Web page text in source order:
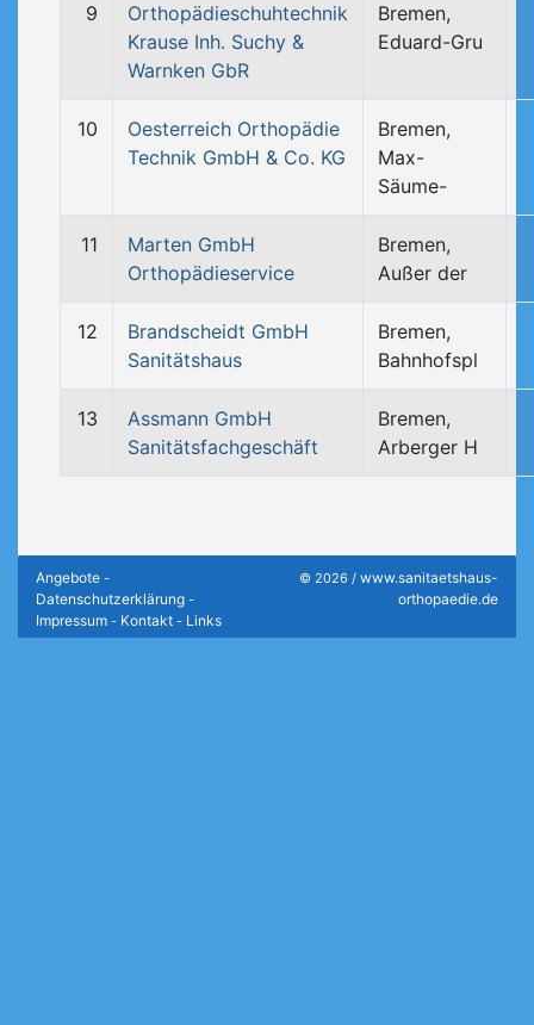
9
Orthopädieschuhtechnik
Krause Inh. Suchy &
Warnken GbR
Bremen,
Eduard-Gru
10
Oesterreich Orthopädie
Technik GmbH & Co. KG
Bremen,
Max-
Säume-
11
Marten GmbH
Orthopädieservice
Bremen,
Außer der
12
Brandscheidt GmbH
Sanitätshaus
Bremen,
Bahnhofspl
13
Assmann GmbH
Sanitätsfachgeschäft
Bremen,
Arberger H
Angebote -
Datenschutzerklärung -
Impressum - Kontakt - Links
© 2026 / www.sanitaetshaus-
orthopaedie.de